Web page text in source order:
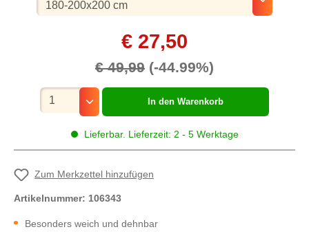
€ 27,50
€ 49,99 (-44.99%)
Lieferbar. Lieferzeit: 2 - 5 Werktage
Mengenauswahl
In den Warenkorb
Zum Merkzettel hinzufügen
Artikelnummer: 106343
Besonders weich und dehnbar